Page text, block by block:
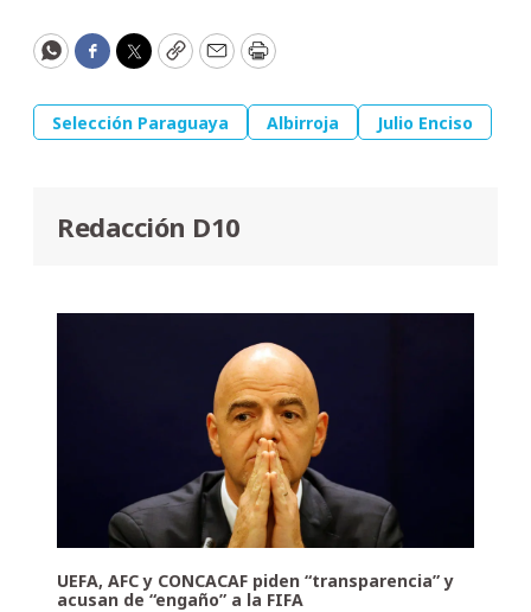
WhatsApp
Facebook
Twitter
CopyEmailPrint
Selección Paraguaya Albirroja Julio Enciso
Redacción D10
UEFA, AFC y CONCACAF piden “transparencia” y
acusan de “engaño” a la FIFA